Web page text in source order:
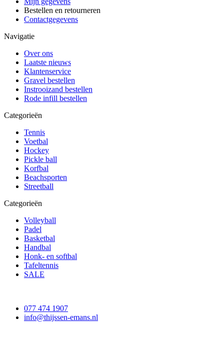
Bestellen en retourneren
Contactgegevens
Navigatie
Over ons
Laatste nieuws
Klantenservice
Gravel bestellen
Instrooizand bestellen
Rode infill bestellen
Categorieën
Tennis
Voetbal
Hockey
Pickle ball
Korfbal
Beachsporten
Streetball
Categorieën
Volleyball
Padel
Basketbal
Handbal
Honk- en softbal
Tafeltennis
SALE
077 474 1907
info@thijssen-emans.nl